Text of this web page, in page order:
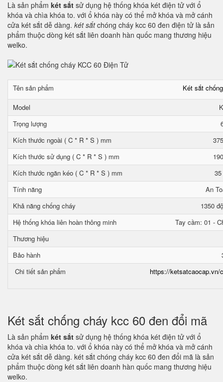
Là sản phẩm két sắt sử dụng hệ thống khóa két điện tử với ổ
khóa và chìa khóa to. với ổ khóa này có thể mở khóa và mở cánh
cửa két sắt dễ dàng. két sắtchóng cháy kcc 60 đen điện tử là sản
phẩm thuộc dòng két sắt liên doanh hàn quốc mang thương hiệu
welko.
Tên sản phẩm Két sắt
Model
Trọng lượng
Kích thước ngoài ( C * R * S ) mm
Kích thước sử dụng ( C * R * S ) mm
Kích thước ngăn kéo ( C * R * S ) mm
Tính năng
An
Khả năng chống cháy
1350
Hệ thống khóa liên hoàn thông minh
Tay cầm: 01 -
Thương hiệu
Bảo hành
Chi tiết sản phẩm
https://ketsatcaocap.vn/
Két sắt chống cháy kcc 60 đen đổi mã
Là sản phẩm két sắt sử dụng hệ thống khóa két điện tử với ổ
khóa và chìa khóa to. với ổ khóa này có thể mở khóa và mở cánh
cửa két sắt dễ dàng. két sắt chóng cháy kcc 60 đen đổi mã là sản
phẩm thuộc dòng két sắt liên doanh hàn quốc mang thương hiệu
welko.